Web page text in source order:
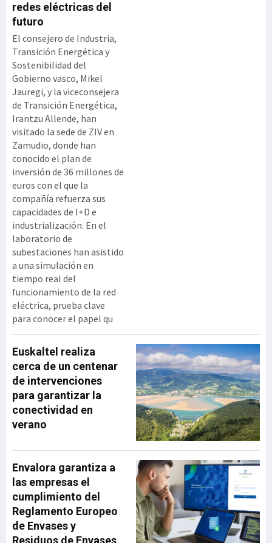
redes eléctricas del
futuro
El consejero de Industria,
Transición Energética y
Sostenibilidad del
Gobierno vasco, Mikel
Jauregi, y la viceconsejera
de Transición Energética,
Irantzu Allende, han
visitado la sede de ZIV en
Zamudio, donde han
conocido el plan de
inversión de 36 millones de
euros con el que la
compañía refuerza sus
capacidades de I+D e
industrialización. En el
laboratorio de
subestaciones han asistido
a una simulación en
tiempo real del
funcionamiento de la red
eléctrica, prueba clave
para conocer el papel qu
Euskaltel realiza
cerca de un centenar
de intervenciones
para garantizar la
conectividad en
verano
Envalora garantiza a
las empresas el
cumplimiento del
Reglamento Europeo
de Envases y
Residuos de Envases